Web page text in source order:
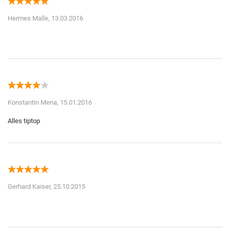
Hermes Malle, 13.03.2016
Konstantin Mena, 15.01.2016
Gerhard Kaiser, 25.10.2015